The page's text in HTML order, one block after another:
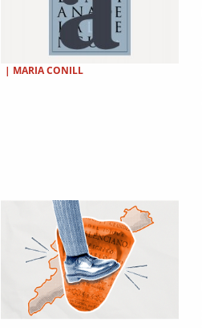
| MARIA CONILL